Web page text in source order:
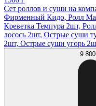
Сет роллов и суши на
Фирменный Кидо, Ролл
Креветка Темпура 2шт,
лосось 2шт, Острые суши
2шт, Острые суши угорь
9